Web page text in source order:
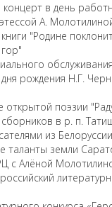
в день
А.
"Родине
рождения Н.Г.
поэзии
в р. п.
из Белоруссии
таланты земли
с Алёной